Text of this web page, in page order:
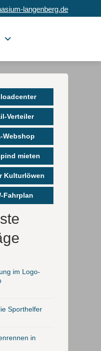
langenberg.de
Verteiler
Webshop
mieten
Kulturlöwen
Fahrplan
im Logo-
Sporthelfer
in